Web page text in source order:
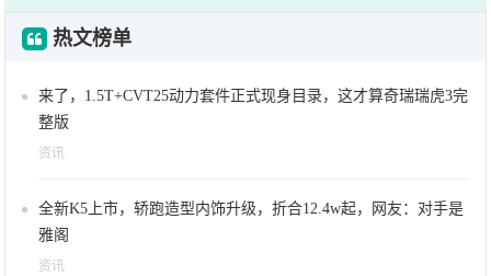
热文榜单
来了，1.5T+CVT25动力套件正式现身目录，这才算奇瑞瑞虎3完
整版
资讯
全新K5上市，轿跑造型内饰升级，折合12.4w起，网友：对手是
雅阁
资讯